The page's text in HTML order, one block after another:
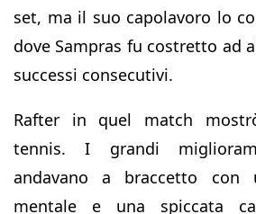
set, ma il suo capolavoro lo
dove Sampras fu costretto ad
successi consecutivi.
Rafter in quel match
tennis. I grandi
andavano a braccetto con
mentale e una spiccata